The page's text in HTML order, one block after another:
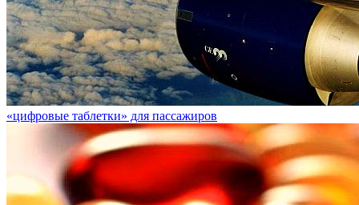
«цифровые таблетки» для пассажиров